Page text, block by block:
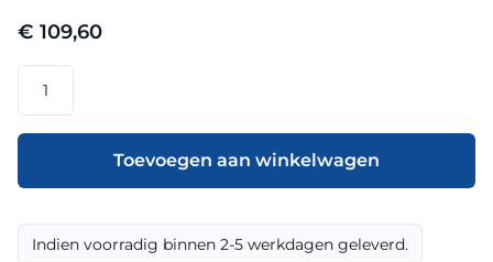
€ 109,60
model
BW204rh
III
aantal
Toevoegen aan winkelwagen
Indien voorradig binnen 2-5 werkdagen geleverd.